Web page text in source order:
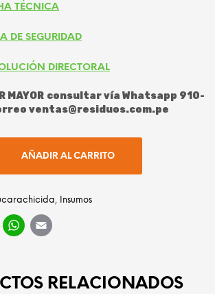
TÉCNICA
DE SEGURIDAD
DIRECTORAL
MAYOR consultar vía Whatsapp 910-
ventas@residuos.com.pe
AÑADIR AL CARRITO
, Insumos
LinkedIn
WhatsApp
RELACIONADOS